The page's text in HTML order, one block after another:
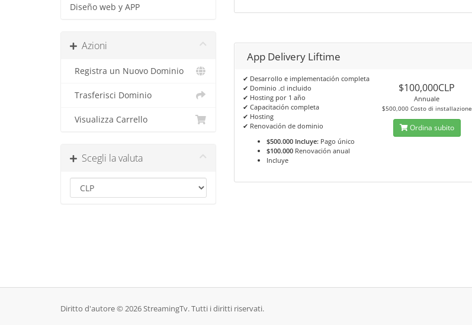
Diseño web y APP
Azioni
Registra un Nuovo Dominio
Trasferisci Dominio
Visualizza Carrello
Scegli la valuta
App Delivery Liftime
✔ Desarrollo e implementación completa
✔ Dominio .cl incluido
✔ Hosting por 1 año
✔ Capacitación completa
✔ Hosting
✔ Renovación de dominio
$500.000 Incluye:Pago único
$100.000Renovación anual
Incluye
$100,000CLP
Annuale
$500,000 Costo di installazione
Ordina subito
Diritto d'autore © 2026 StreamingTv. Tutti i diritti riservati.